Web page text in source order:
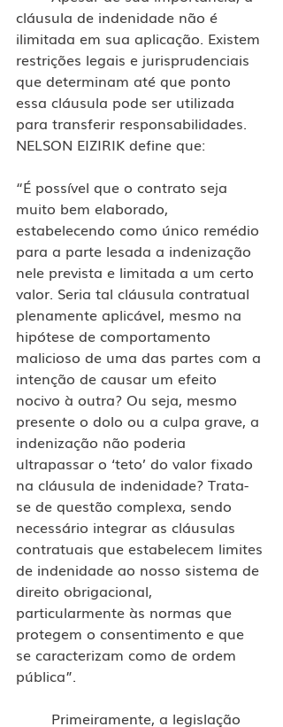
cláusula de indenidade não é
ilimitada em sua aplicação. Existem
restrições legais e jurisprudenciais
que determinam até que ponto
essa cláusula pode ser utilizada
para transferir responsabilidades.
NELSON EIZIRIK define que:
“É possível que o contrato seja
muito bem elaborado,
estabelecendo como único remédio
para a parte lesada a indenização
nele prevista e limitada a um certo
valor. Seria tal cláusula contratual
plenamente aplicável, mesmo na
hipótese de comportamento
malicioso de uma das partes com a
intenção de causar um efeito
nocivo à outra? Ou seja, mesmo
presente o dolo ou a culpa grave, a
indenização não poderia
ultrapassar o ‘teto’ do valor fixado
na cláusula de indenidade? Trata-
se de questão complexa, sendo
necessário integrar as cláusulas
contratuais que estabelecem limites
de indenidade ao nosso sistema de
direito obrigacional,
particularmente às normas que
protegem o consentimento e que
se caracterizam como de ordem
pública”.